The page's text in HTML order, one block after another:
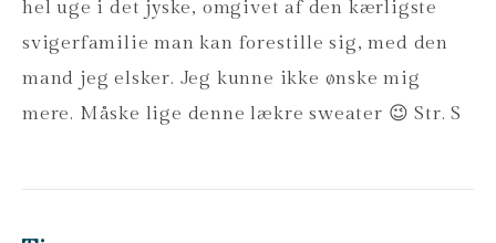
hel uge i det jyske, omgivet af den kærligste
svigerfamilie man kan forestille sig, med den
mand jeg elsker. Jeg kunne ikke ønske mig
mere. Måske lige denne lækre sweater 😉 Str. S